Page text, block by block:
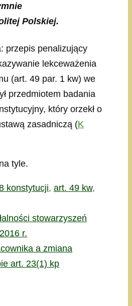
Polskiej.
przepis penalizujący
lekceważenia
(art. 49 par. 1 kw) we
przedmiotem badania
który orzekł o
zasadniczą (K
tyle.
konstytucji, art. 49 kw,
stowarzyszeń
r.
a zmiana
art. 23(1) kp